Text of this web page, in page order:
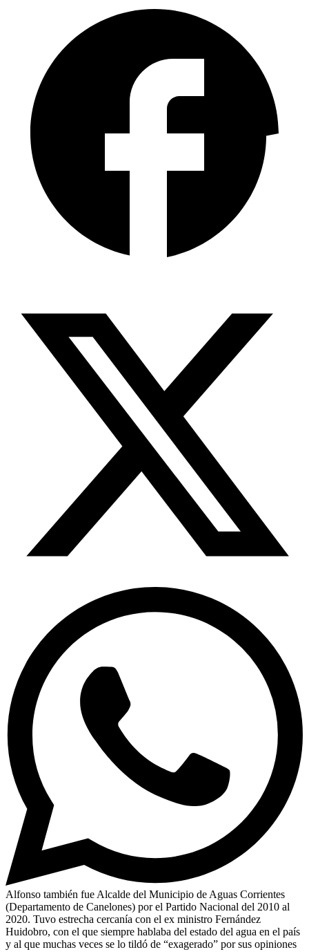
Alfonso también fue Alcalde del Municipio de Aguas Corrientes
(Departamento de Canelones) por el Partido Nacional del 2010 al
2020. Tuvo estrecha cercanía con el ex ministro Fernández
Huidobro, con el que siempre hablaba del estado del agua en el país
y al que muchas veces se lo tildó de “exagerado” por sus opiniones